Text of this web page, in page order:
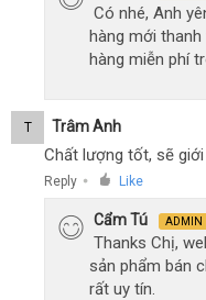
Có nhé, Anh
hàng mới
hàng miễn phí
T Trâm Anh
Chất lượng tốt, sẽ giới
Reply ● Like
Cẩm Tú ADMIN
Thanks Chị,
sản phẩm bán
rất uy tín.